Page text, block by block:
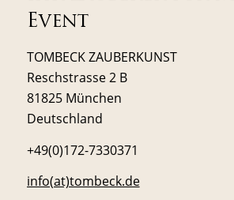
Event
TOMBECK ZAUBERKUNST
Reschstrasse 2 B
81825 München
Deutschland
+49(0)172-7330371
info(at)tombeck.de